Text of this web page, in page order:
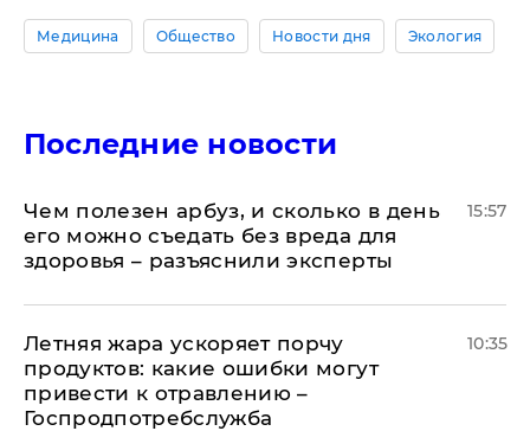
Медицина Общество Новости дня Экология
Последние новости
Чем полезен арбуз, и сколько в день
его можно съедать без вреда для
здоровья – разъяснили эксперты
15:57
Летняя жара ускоряет порчу
продуктов: какие ошибки могут
привести к отравлению –
Госпродпотребслужба
10:35